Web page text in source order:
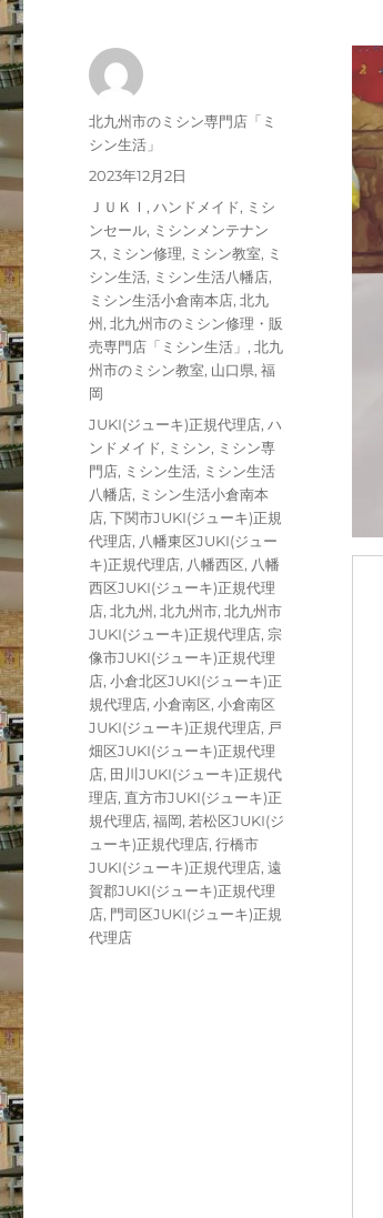
投
稿
北九州市のミシン専門店「ミ
シン生活」
投
2023年12月2日
カ
テ
ゴ
リ
ー
ＪＵＫＩ ,ハンドメイド, ミシ
ンセール, ミシンメンテナン
ス, ミシン修理, ミシン教室, ミ
シン生活, ミシン生活八幡店,
ミシン生活小倉南本店,北九
州 ,北九州市のミシン修理・販
売専門店「ミシン生活」 ,北九
州市のミシン教室, 山口県,福
岡
タ
グ
JUKI(ジューキ)正規代理店,ハ
ンドメイド, ミシン, ミシン専
門店, ミシン生活, ミシン生活
八幡店, ミシン生活小倉南本
店,下関市JUKI(ジューキ)正規
代理店, 八幡東区JUKI(ジュー
キ)正規代理店, 八幡西区, 八幡
西区JUKI(ジューキ)正規代理
店,北九州 ,北九州市,北九州市
JUKI(ジューキ)正規代理店, 宗
像市JUKI(ジューキ)正規代理
店,小倉北区JUKI(ジューキ)正
規代理店,小倉南区,小倉南区
JUKI(ジューキ)正規代理店, 戸
畑区JUKI(ジューキ)正規代理
店, 田川JUKI(ジューキ)正規代
理店, 直方市JUKI(ジューキ)正
規代理店,福岡, 若松区JUKI(ジ
ューキ)正規代理店,行橋市
JUKI(ジューキ)正規代理店,遠
賀郡JUKI(ジューキ)正規代理
店, 門司区JUKI(ジューキ)正規
代理店